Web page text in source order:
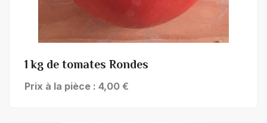
1 kg de tomates Rondes
Prix à la pièce : 4,00 €